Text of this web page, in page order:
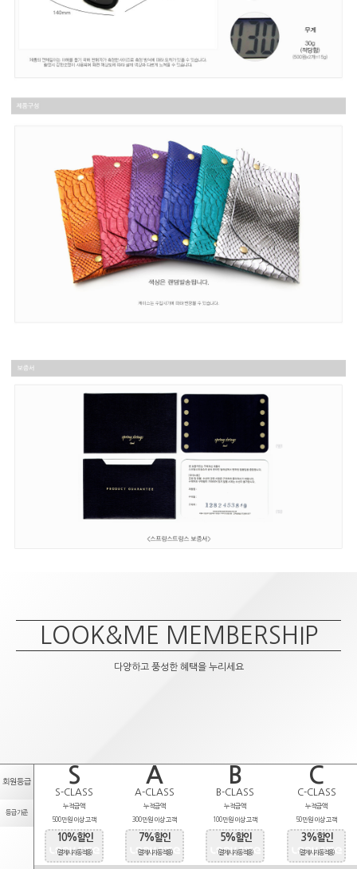
LOOK&ME MEMBERSHIP
다양하고 풍성한 혜택을 누리세요
회원등급 S A B C
S-CLASS A-CLASS B-CLASS C-CLASS
등급기준
누적금액
500만원 이상 고객
누적금액
300만원 이상 고객
누적금액
100만원 이상 고객
누적금액
50만원 이상 고객
10%할인
(결제시 자동적용)
7%할인
(결제시 자동적용)
5%할인
(결제시 자동적용)
3%할인
(결제시 자동적용)